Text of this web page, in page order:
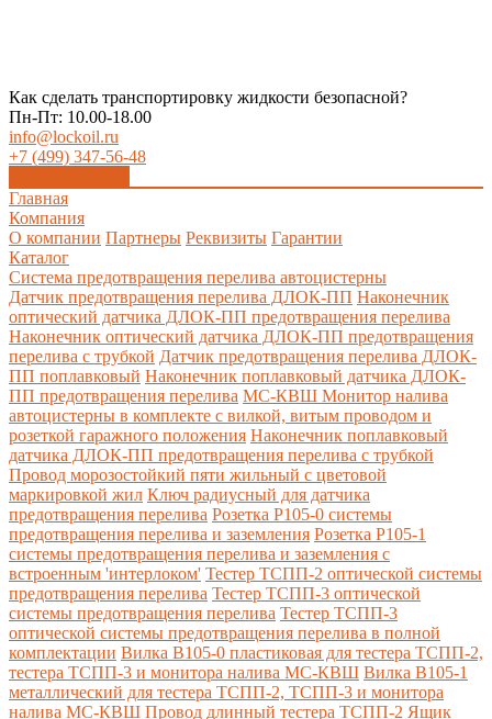
Как сделать транспортировку жидкости безопасной?
Пн-Пт: 10.00-18.00
info@lockoil.ru
+7 (499) 347-56-48
Главная
Компания
О компании Партнеры Реквизиты Гарантии
Каталог
Система предотвращения перелива автоцистерны
Датчик предотвращения перелива ДЛОК-ПП Наконечник
оптический датчика ДЛОК-ПП предотвращения перелива
Наконечник оптический датчика ДЛОК-ПП предотвращения
перелива с трубкой Датчик предотвращения перелива ДЛОК-
ПП поплавковый Наконечник поплавковый датчика ДЛОК-
ПП предотвращения перелива МС-КВШ Монитор налива
автоцистерны в комплекте с вилкой, витым проводом и
розеткой гаражного положения Наконечник поплавковый
датчика ДЛОК-ПП предотвращения перелива с трубкой
Провод морозостойкий пяти жильный с цветовой
маркировкой жил Ключ радиусный для датчика
предотвращения перелива Розетка Р105-0 системы
предотвращения перелива и заземления Розетка Р105-1
системы предотвращения перелива и заземления с
встроенным 'интерлоком' Тестер ТСПП-2 оптической системы
предотвращения перелива Тестер ТСПП-3 оптической
системы предотвращения перелива Тестер ТСПП-3
оптической системы предотвращения перелива в полной
комплектации Вилка В105-0 пластиковая для тестера ТСПП-2,
тестера ТСПП-3 и монитора налива МС-КВШ Вилка В105-1
металлический для тестера ТСПП-2, ТСПП-3 и монитора
налива МС-КВШ Провод длинный тестера ТСПП-2 Ящик